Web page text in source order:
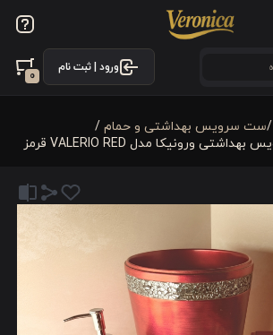
ورود | ثبت نام
0
/ست سرویس بهداشتی و حمام /